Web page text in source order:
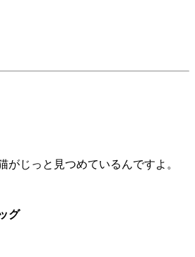
がじっと見つめているんですよ。
グ